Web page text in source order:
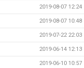
2019-08-07 12:24
2019-08-07 10:48
2019-07-22 22:03
2019-06-14 12:13
2019-06-10 10:57